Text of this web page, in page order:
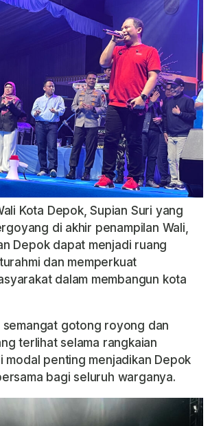
Kota Depok,Supian Suri yang
di akhir penampilan Wali,
Depok dapat menjadi ruang
dan memperkuat
dalam membangun kota
semangat gotong royong dan
terlihat selama rangkaian
modal penting menjadikan Depok
bagi seluruh warganya.